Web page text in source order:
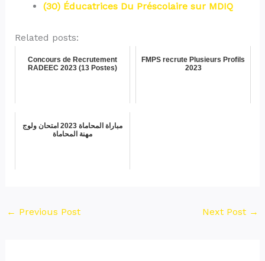
(30) Éducatrices Du Préscolaire sur MDIQ
Related posts:
Concours de Recrutement
RADEEC 2023 (13 Postes)
FMPS recrute Plusieurs Profils
2023
مباراة المحاماة 2023 امتحان ولوج
مهنة المحاماة
← Previous Post Next Post →